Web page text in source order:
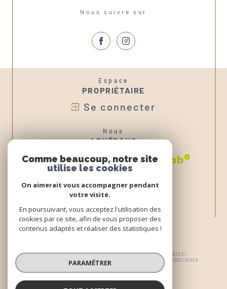
Nous suivre sur
Espace
PROPRIÉTAIRE
Se connecter
Nous
ADHÉRONS
© 2026 | TOUS DROITS RÉSERVÉS | TRADUCTION POWERED BY GOOGLE |
PLAN DU SITE MENTIONS LÉGALES ADMIN
NOS LIENS
POLITIQUE RGPD
Comme beaucoup, notre site
utilise les cookies
On aimerait vous accompagner pendant
votre visite.
En poursuivant, vous acceptez l'utilisation des
cookies par ce site, afin de vous proposer des
contenus adaptés et réaliser des statistiques !
PARAMÉTRER